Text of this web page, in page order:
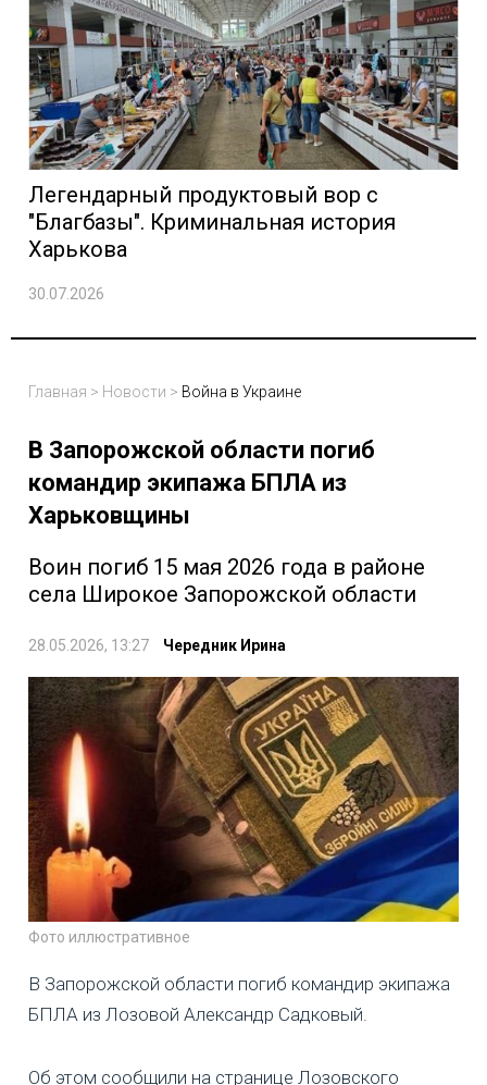
Легендарный продуктовый вор с
"Благбазы". Криминальная история
Харькова
30.07.2026
Главная > Новости > Война в Украине
В Запорожской области погиб
командир экипажа БПЛА из
Харьковщины
Воин погиб 15 мая 2026 года в районе
села Широкое Запорожской области
28.05.2026, 13:27 Чередник Ирина
Фото иллюстративное
В Запорожской области погиб командир экипажа
БПЛА из Лозовой Александр Садковый.
Об этом сообщили на странице Лозовского